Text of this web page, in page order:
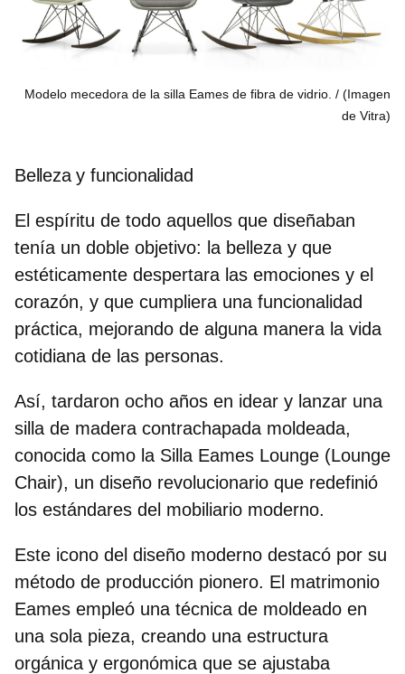
Modelo mecedora de la silla Eames de fibra de vidrio.
(Imagen
de Vitra)
Belleza y funcionalidad
El espíritu de todo aquellos que diseñaban
tenía un doble objetivo: la belleza y que
estéticamente despertara las emociones y el
corazón, y que cumpliera una funcionalidad
práctica, mejorando de alguna manera la vida
cotidiana de las personas.
Así, tardaron ocho años en idear y lanzar una
silla de madera contrachapada moldeada,
conocida como la Silla Eames Lounge (Lounge
Chair), un diseño revolucionario que redefinió
los estándares del mobiliario moderno.
Este icono del diseño moderno destacó por su
método de producción pionero. El matrimonio
Eames empleó una técnica de moldeado en
una sola pieza, creando una estructura
orgánica y ergonómica que se ajustaba